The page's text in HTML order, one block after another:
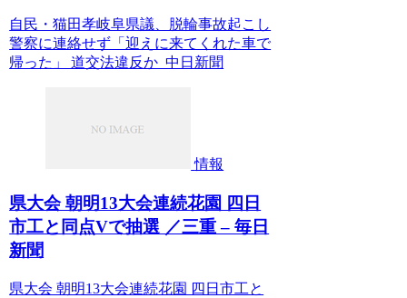
自民・猫田孝岐阜県議、脱輪事故起こし
警察に連絡せず「迎えに来てくれた車で
帰った」 道交法違反か 中日新聞
情報
県大会 朝明13大会連続花園 四日
市工と同点Vで抽選 ／三重 – 毎日
新聞
県大会 朝明13大会連続花園 四日市工と